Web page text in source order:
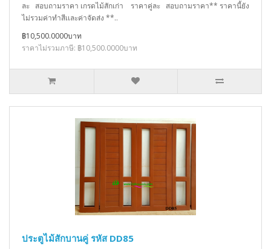
ละ สอบถามราคา เกรดไม้สักเก่า ราคาคู่ละ สอบถามราคา** ราคานี้ยัง
ไม่รวมค่าทำสีเเละค่าจัดส่ง **..
฿10,500.0000บาท
ราคาไม่รวมภาษี: ฿10,500.0000บาท
ประตูไม้สักบานคู่ รหัส DD85